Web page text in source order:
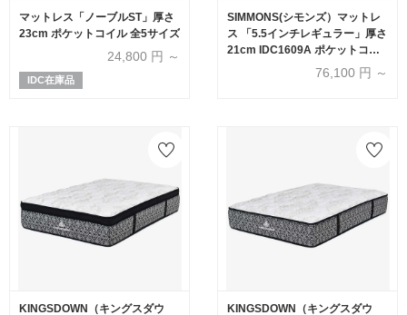
マットレス「ノーブルST」厚さ
23cm ポケットコイル 全5サイズ
24,800 円 ～
IDC在庫品
SIMMONS(シモンズ）マットレ
ス 「5.5インチレギュラー」厚さ
21cm IDC1609A ポケットコイ
76,100 円 ～
KINGSDOWN（キングスダウ
KINGSDOWN（キングスダウ